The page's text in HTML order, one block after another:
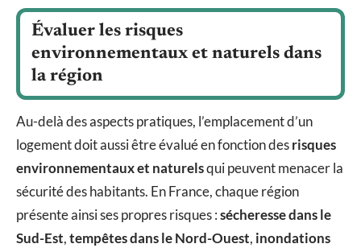
Évaluer les risques
environnementaux et naturels dans
la région
Au-delà des aspects pratiques, l’emplacement d’un
logement doit aussi être évalué en fonction desrisques
environnementaux et naturelsqui peuvent menacer la
sécurité des habitants. En France, chaque région
présente ainsi ses propres risques :sécheresse dans le
Sud-Est,tempêtes dans le Nord-Ouest, inondations